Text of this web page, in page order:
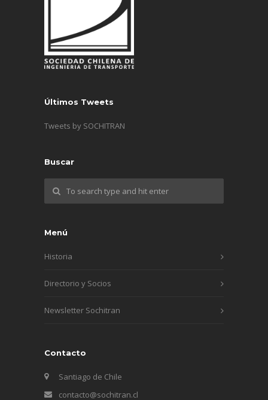
Últimos Tweets
Tweets by SOCHITRAN
Buscar
Menú
Historia
Directorio y Socios
Newsletter Sochitran
Contacto
Santiago de Chile
contacto@sochitran.cl